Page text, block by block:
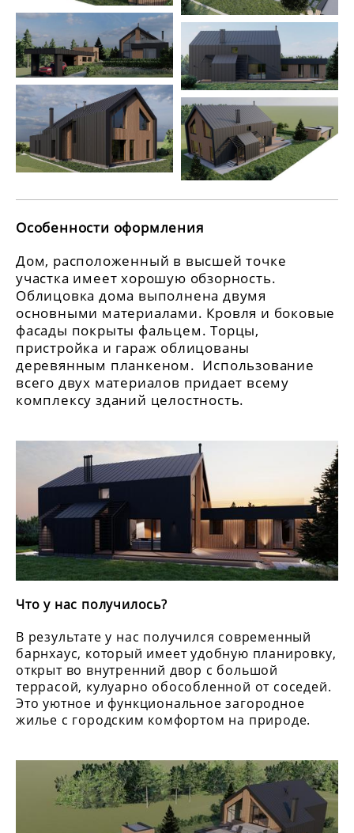
Особенности оформления
Дом, расположенный в высшей точке
участка имеет хорошую обзорность.
Облицовка дома выполнена двумя
основными материалами. Кровля и боковые
фасады покрыты фальцем. Торцы,
пристройка и гараж облицованы
деревянным планкеном. Использование
всего двух материалов придает всему
комплексу зданий целостность.
Что у нас получилось?
В результате у нас получился современный
барнхаус, который имеет удобную планировку,
открыт во внутренний двор с большой
террасой, кулуарно обособленной от соседей.
Это уютное и функциональное загородное
жилье с городским комфортом на природе.